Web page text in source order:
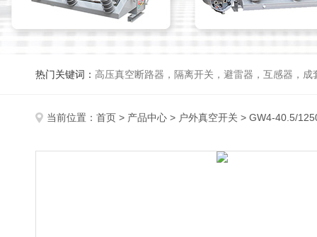
热门关键词： 高压真空断路器，隔离开关，避雷器，互感器，成
当前位置： 首页 > 产品中心 > 户外真空开关 > GW4-40.5/